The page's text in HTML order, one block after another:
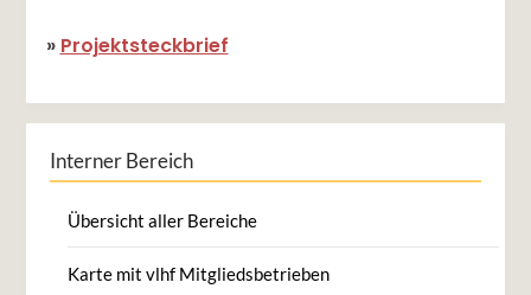
» Projektsteckbrief
Interner Bereich
Übersicht aller Bereiche
Karte mit vlhf Mitgliedsbetrieben